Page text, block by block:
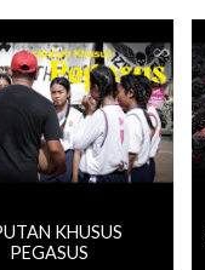
KHUSUS
PEGASUS